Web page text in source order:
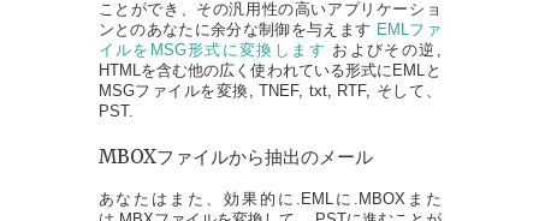
ことができ、その汎用性の高いアプリケーショ
ンとのあなたに余分な制御を与えます EMLファ
イルをMSG形式に変換します およびその逆,
HTMLを含む他の広く使われている形式にEMLと
MSGファイルを変換, TNEF, txt, RTF, そして、
PST.
MBOXファイルから抽出のメール
あなたはまた、効果的に.EMLに.MBOXまた